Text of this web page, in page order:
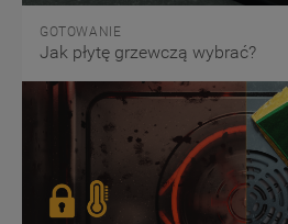
GOTOWANIE
Jak płytę grzewczą wybrać?